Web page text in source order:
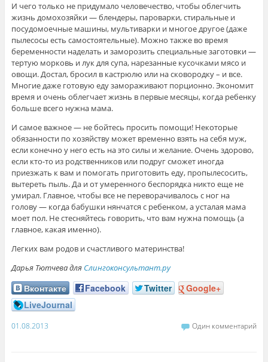
И чего только не придумало человечество, чтобы облегчить
жизнь домохозяйки — блендеры, пароварки, стиральные и
посудомоечные машины, мультиварки и многое другое (даже
пылесосы есть самостоятельные). Можно также во время
беременности наделать и заморозить специальные заготовки —
тертую морковь и лук для супа, нарезанные кусочками мясо и
овощи. Достал, бросил в кастрюлю или на сковородку – и все.
Многие даже готовую еду замораживают порционно. Экономит
время и очень облегчает жизнь в первые месяцы, когда ребенку
больше всего нужна мама.
И самое важное — не бойтесь просить помощи! Некоторые
обязанности по хозяйству может временно взять на себя муж,
если конечно у него есть на это силы и желание. Очень здорово,
если кто-то из родственников или подруг сможет иногда
приезжать к вам и помогать приготовить еду, пропылесосить,
вытереть пыль. Да и от умеренного беспорядка никто еще не
умирал. Главное, чтобы все не переворачивалось с ног на
голову — когда бабушки нянчатся с ребенком, а усталая мама
моет пол. Не стесняйтесь говорить, что вам нужна помощь (а
главное, какая именно).
Легких вам родов и счастливого материнства!
Дарья Тютчева для Слингоконсультант.ру
Вконтакте Facebook Twitter
Google+
LiveJournal
01.08.2013 Один комментарий